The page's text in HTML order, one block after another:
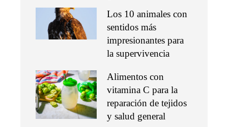
Los 10 animales con
sentidos más
impresionantes para
la supervivencia
Alimentos con
vitamina C para la
reparación de tejidos
y salud general